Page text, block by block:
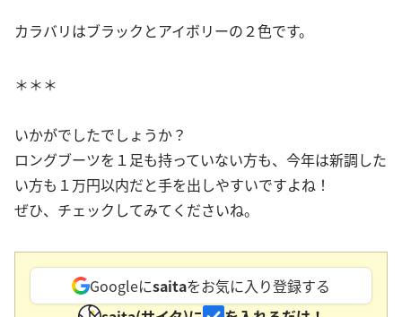
カラバリはブラックとアイボリーの２色です。
＊＊＊
いかがでしたでしょうか？
ロングブーツを１足も持っていない方も、今年は新調した
い方も１万円以内だと手を出しやすいですよね！
ぜひ、チェックしてみてくださいね。
Googleにsaitaをお気に入り登録する